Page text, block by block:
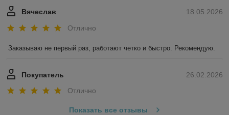
18.05.2026
Вячеслав
Отлично
Заказываю не первый раз, работают четко и быстро. Рекомендую.
26.02.2026
Покупатель
Отлично
Показать все отзывы